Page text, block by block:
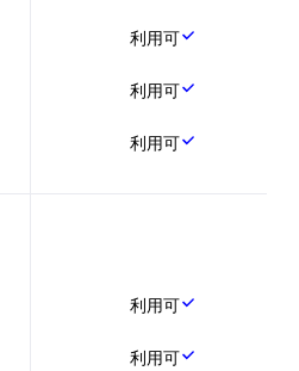
利用可
利用可
利用可
利用可
利用可